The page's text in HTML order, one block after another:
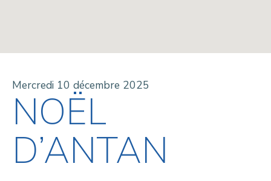
Mercredi 10 décembre 2025
NOËL
D’ANTAN